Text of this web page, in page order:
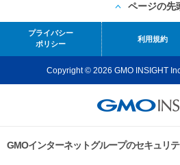
ページの先
プライバシー
ポリシー
利用規約
Copyright © 2026 GMO INSIGHT
GMOインターネットグループのセキュリ